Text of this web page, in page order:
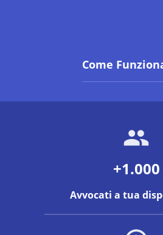
Come
+1.000
Avvocati a tua